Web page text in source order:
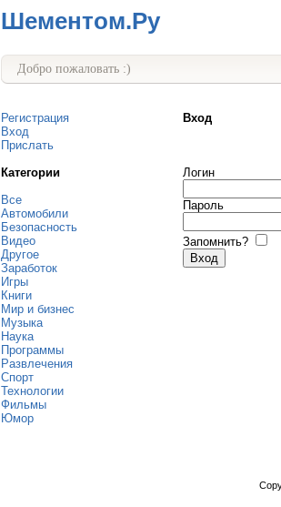
Шементом.Ру
Добро пожаловать :)
Регистрация
Вход
Прислать
Категории
Все
Автомобили
Безопасность
Видео
Другое
Заработок
Игры
Книги
Мир и бизнес
Музыка
Наука
Программы
Развлечения
Спорт
Технологии
Фильмы
Юмор
Вход
Логин
Пароль
Запомнить?